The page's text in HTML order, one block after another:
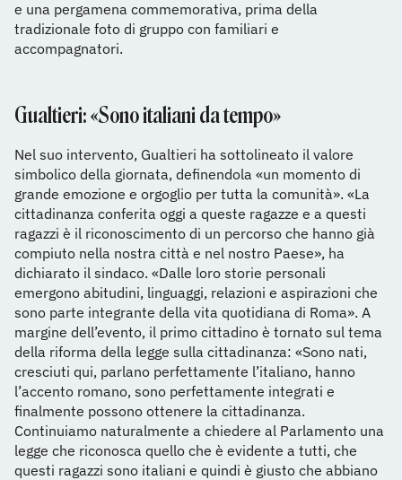
e una pergamena commemorativa, prima della
tradizionale foto di gruppo con familiari e
accompagnatori.
Gualtieri: «Sono italiani da tempo»
Nel suo intervento, Gualtieri ha sottolineato il valore
simbolico della giornata, definendola «un momento di
grande emozione e orgoglio per tutta la comunità». «La
cittadinanza conferita oggi a queste ragazze e a questi
ragazzi è il riconoscimento di un percorso che hanno già
compiuto nella nostra città e nel nostro Paese», ha
dichiarato il sindaco. «Dalle loro storie personali
emergono abitudini, linguaggi, relazioni e aspirazioni che
sono parte integrante della vita quotidiana di Roma». A
margine dell’evento, il primo cittadino è tornato sul tema
della riforma della legge sulla cittadinanza: «Sono nati,
cresciuti qui, parlano perfettamente l’italiano, hanno
l’accento romano, sono perfettamente integrati e
finalmente possono ottenere la cittadinanza.
Continuiamo naturalmente a chiedere al Parlamento una
legge che riconosca quello che è evidente a tutti, che
questi ragazzi sono italiani e quindi è giusto che abbiano